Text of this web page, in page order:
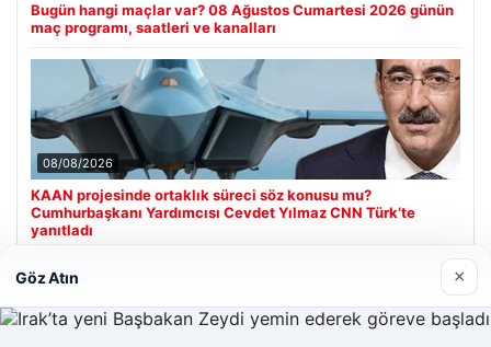
Bugün hangi maçlar var? 08 Ağustos Cumartesi 2026 günün
maç programı, saatleri ve kanalları
08/08/2026
KAAN projesinde ortaklık süreci söz konusu mu?
Cumhurbaşkanı Yardımcısı Cevdet Yılmaz CNN Türk’te
yanıtladı
Son Eklenen Firmalar
Göz Atın ×